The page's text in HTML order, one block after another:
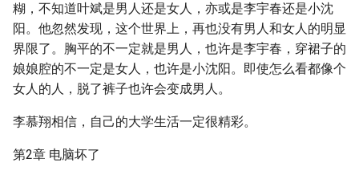
糊，不知道叶斌是男人还是女人，亦或是李宇春还是小沈
阳。他忽然发现，这个世界上，再也没有男人和女人的明显
界限了。胸平的不一定就是男人，也许是李宇春，穿裙子的
娘娘腔的不一定是女人，也许是小沈阳。即使怎么看都像个
女人的人，脱了裤子也许会变成男人。
李慕翔相信，自己的大学生活一定很精彩。
第2章 电脑坏了